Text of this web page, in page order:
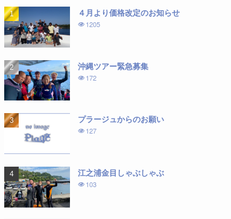
４月より価格改定のお知らせ
1205
沖縄ツアー緊急募集
172
プラージュからのお願い
127
江之浦金目しゃぶしゃぶ
103